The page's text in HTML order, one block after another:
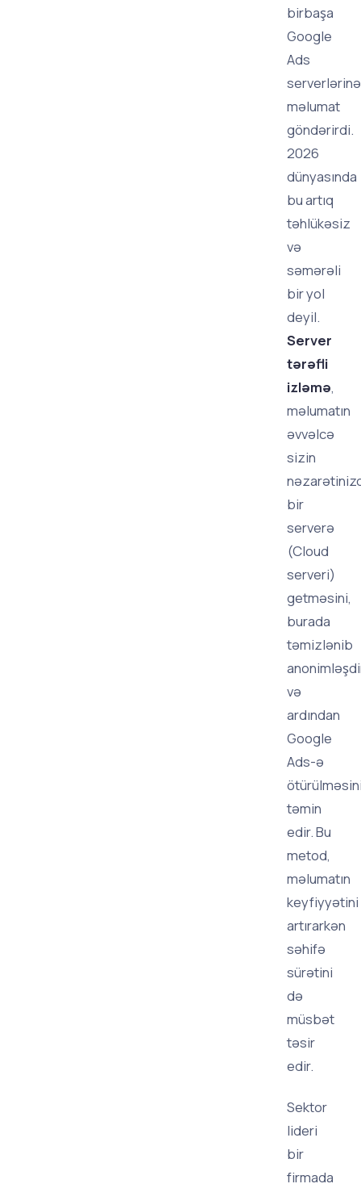
birbaşa
Google
Ads
serverlərinə
məlumat
göndərirdi.
2026
dünyasında
bu artıq
təhlükəsiz
və
səmərəli
bir yol
deyil.
Server
tərəfli
izləmə,
məlumatın
əvvəlcə
sizin
bir
serverə
(Cloud
serveri)
getməsini,
burada
təmizlənib
və
ardından
Google
Ads-ə
təmin
edir. Bu
metod,
məlumatın
keyfiyyətini
artırarkən
səhifə
sürətini
də
müsbət
təsir
edir.
Sektor
lideri
bir
firmada